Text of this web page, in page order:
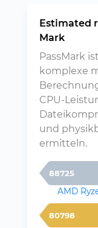
Estimated
Mark
PassMark
komplexe
CPU-
und
ermitteln.
88725
AMD
80798